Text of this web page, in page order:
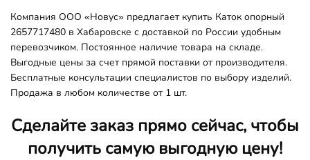
Компания ООО «Новус» предлагает купить Каток опорный
2657717480 в Хабаровске с доставкой по России удобным
перевозчиком. Постоянное наличие товара на складе.
Выгодные цены за счет прямой поставки от производителя.
Бесплатные консультации специалистов по выбору изделий.
Продажа в любом количестве от 1 шт.
Сделайте заказ прямо сейчас, чтобы
получить самую выгодную цену!